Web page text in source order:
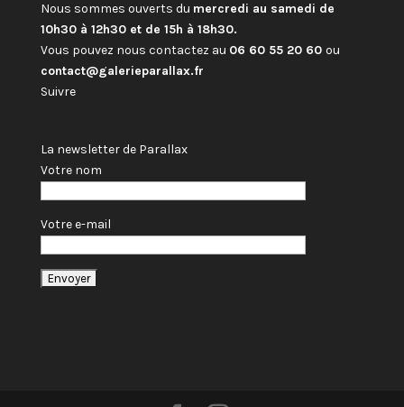
Nous sommes ouverts du mercredi au samedi de
10h30 à 12h30 et de 15h à 18h30.
Vous pouvez nous contactez au 06 60 55 20 60 ou
contact@galerieparallax.fr
Suivre
La newsletter de Parallax
Votre nom
Votre e-mail